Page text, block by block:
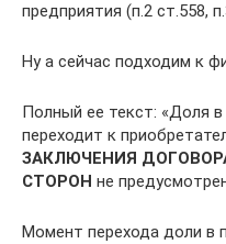
предприятия (п.2 ст.558,
Ну а сейчас подходим к
Полный ее текст: «Доля
переходит к
ЗАКЛЮЧЕНИЯ
СТОРОН не
Момент перехода доли в